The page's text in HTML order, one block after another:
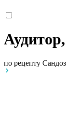
по рецепту